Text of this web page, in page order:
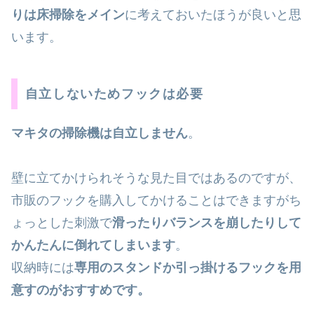
りは床掃除をメインに考えておいたほうが良いと思
います。
自立しないためフックは必要
マキタの掃除機は自立しません。
壁に立てかけられそうな見た目ではあるのですが、
市販のフックを購入してかけることはできますがち
ょっとした刺激で滑ったりバランスを崩したりして
かんたんに倒れてしまいます。
収納時には専用のスタンドか引っ掛けるフックを用
意すのがおすすめです。